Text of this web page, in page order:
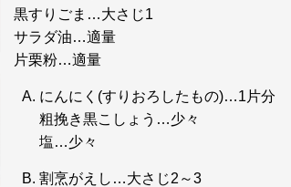
黒すりごま…大さじ1
サラダ油…適量
片栗粉…適量
にんにく(すりおろしたもの)…1片分
粗挽き黒こしょう…少々
塩…少々
割烹がえし…大さじ2～3